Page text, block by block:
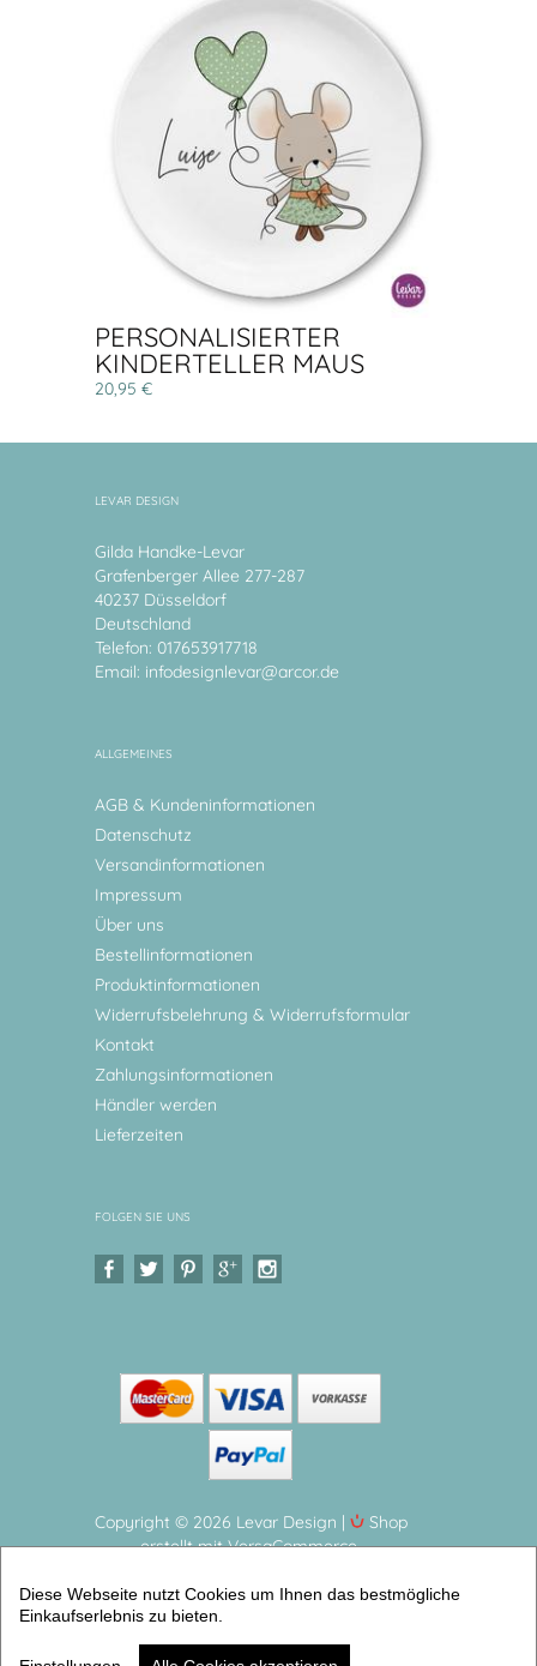
PERSONALISIERTER
KINDERTELLER MAUS
20,95 €
LEVAR DESIGN
Gilda Handke-Levar
Grafenberger Allee 277-287
40237 Düsseldorf
Deutschland
Telefon: 017653917718
Email: infodesignlevar@arcor.de
ALLGEMEINES
AGB & Kundeninformationen
Datenschutz
Versandinformationen
Impressum
Über uns
Bestellinformationen
Produktinformationen
Widerrufsbelehrung & Widerrufsformular
Kontakt
Zahlungsinformationen
Händler werden
Lieferzeiten
FOLGEN SIE UNS
Copyright © 2026 Levar Design |
Shop
erstellt mit VersaCommerce.
mit Namen personalisiert, BPA frei, hergestellt in
Deutschland (2er Geschirrset) | Artikelnummer: 3648-
2488-7377 -7
Diese Webseite nutzt Cookies um Ihnen das bestmögliche
Einkaufserlebnis zu bieten.